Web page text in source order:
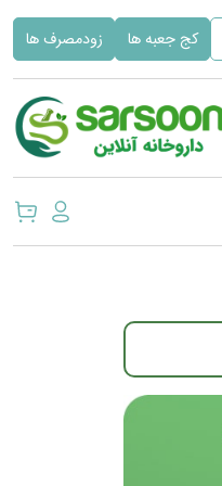
کج جعبه ها زودمصرف ها